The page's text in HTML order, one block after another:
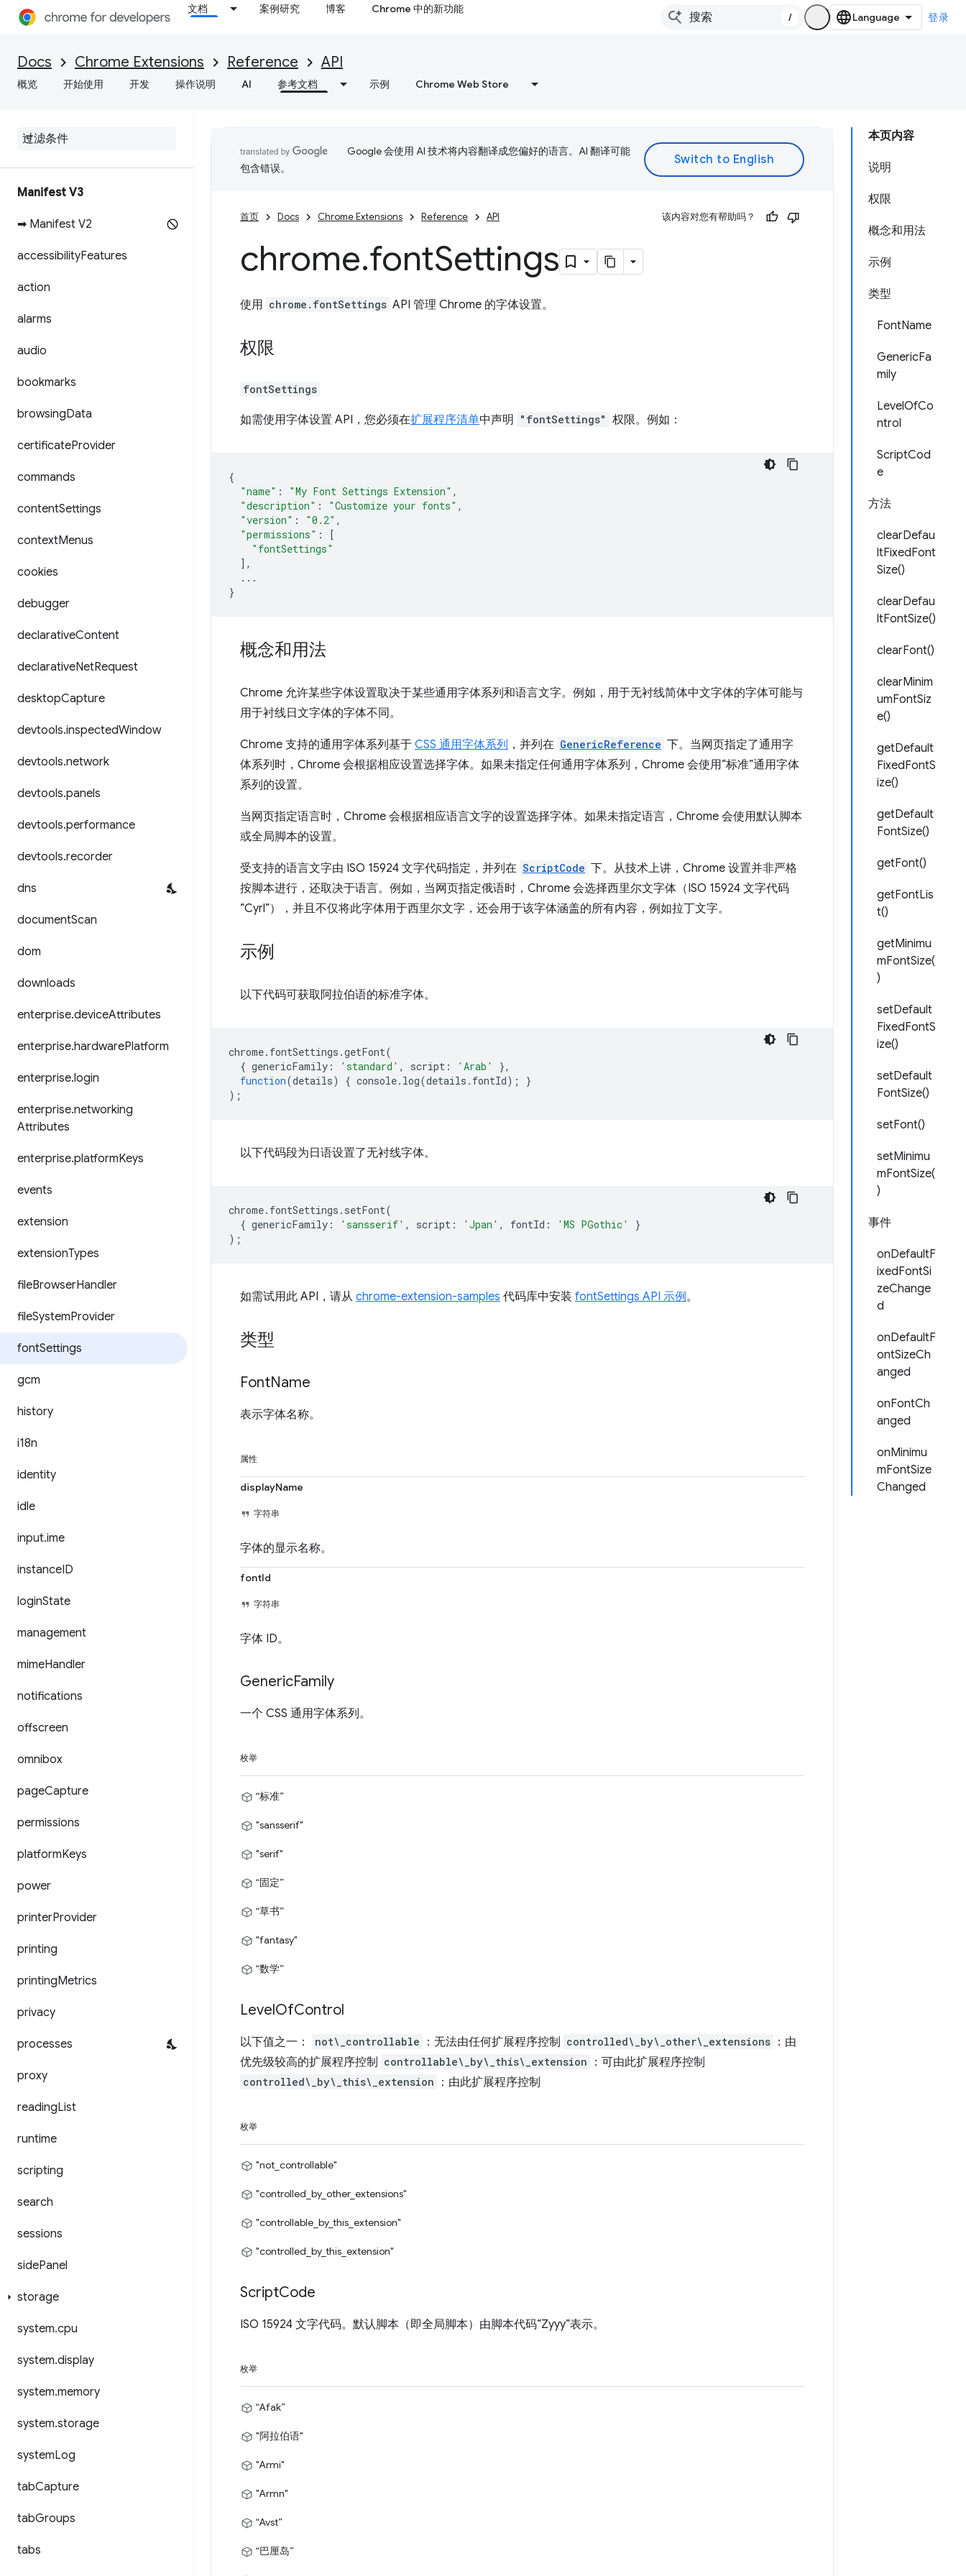
文档 案例研究 博客 Chrome 中的新功能
/ 登录
Docs Chrome Extensions Reference API
概览 开始使用 开发 操作说明 AI 参考文档 示例 Chrome Web Store
Manifest V3
➡ Manifest V2
accessibilityFeatures
action
alarms
audio
bookmarks
browsingData
certificateProvider
commands
contentSettings
contextMenus
cookies
debugger
declarativeContent
declarativeNetRequest
desktopCapture
devtools.inspectedWindow
devtools.network
devtools.panels
devtools.performance
devtools.recorder
dns
documentScan
dom
downloads
enterprise.deviceAttributes
enterprise.hardwarePlatform
enterprise.login
enterprise.networking
Attributes
enterprise.platformKeys
events
extension
extensionTypes
fileBrowserHandler
fileSystemProvider
fontSettings
gcm
history
i18n
identity
idle
input.ime
instanceID
loginState
management
mimeHandler
notifications
offscreen
omnibox
pageCapture
permissions
platformKeys
power
printerProvider
printing
printingMetrics
privacy
processes
proxy
readingList
runtime
scripting
search
sessions
sidePanel
storage
system.cpu
system.display
system.memory
system.storage
systemLog
tabCapture
tabGroups
tabs
本页内容
说明
权限
概念和用法
示例
类型
FontName
GenericFa
mily
LevelOfCo
ntrol
ScriptCod
e
方法
clearDefau
ltFixedFont
Size()
clearDefau
ltFontSize()
clearFont()
clearMinim
umFontSiz
e()
getDefault
FixedFontS
ize()
getDefault
FontSize()
getFont()
getFontLis
t()
getMinimu
mFontSize(
)
setDefault
FixedFontS
ize()
setDefault
FontSize()
setFont()
setMinimu
mFontSize(
)
事件
onDefaultF
ixedFontSi
zeChange
d
onDefaultF
ontSizeCh
anged
onFontCh
anged
onMinimu
mFontSize
Changed
Google 会使用 AI 技术将内容翻译成您偏好的语言。AI 翻译可能
包含错误。
首页 Docs Chrome Extensions Reference API 该内容对您有帮助吗？
chrome.fontSettings
使用 chrome.fontSettings API 管理 Chrome 的字体设置。
权限
fontSettings
如需使用字体设置 API，您必须在扩展程序清单中声明 "fontSettings" 权限。例如：
{
"name" : "My Font Settings Extension" ,
"description" : "Customize your fonts" ,
"version" : "0.2" ,
"permissions" :
[
"fontSettings"
],
...
}
概念和用法
Chrome 允许某些字体设置取决于某些通用字体系列和语言文字。例如，用于无衬线简体中文字体的字体可能与
用于衬线日文字体的字体不同。
Chrome 支持的通用字体系列基于 CSS 通用字体系列 ，并列在 GenericReference 下。当网页指定了通用字
体系列时，Chrome 会根据相应设置选择字体。如果未指定任何通用字体系列，Chrome 会使用“标准”通用字体
系列的设置。
当网页指定语言时，Chrome 会根据相应语言文字的设置选择字体。如果未指定语言，Chrome 会使用默认脚本
或全局脚本的设置。
受支持的语言文字由 ISO 15924 文字代码指定，并列在 ScriptCode 下。从技术上讲，Chrome 设置并非严格
按脚本进行，还取决于语言。例如，当网页指定俄语时，Chrome 会选择西里尔文字体（ISO 15924 文字代码
“Cyrl”），并且不仅将此字体用于西里尔文字，还会用于该字体涵盖的所有内容，例如拉丁文字。
示例
以下代码可获取阿拉伯语的标准字体。
chrome. fontSettings .getFont(
{ genericFamily : 'standard' , script : 'Arab'
},
function(details) { console. log(details . fontId);
}
);
以下代码段为日语设置了无衬线字体。
chrome. fontSettings . setFont(
{ genericFamily : 'sansserif' , script : 'Jpan' , fontId : 'MS PGothic'
}
);
如需试用此 API，请从 chrome-extension-samples 代码库中安装 fontSettings API 示例。
类型
FontName
表示字体名称。
属性
displayName
字符串
字体的显示名称。
fontId
字符串
字体 ID。
GenericFamily
一个 CSS 通用字体系列。
枚举
“标准”
"sansserif"
"serif"
“固定”
“草书”
"fantasy"
“数学”
LevelOfControl
以下值之一： not\_controllable ：无法由任何扩展程序控制 controlled\_by\_other\_extensions ：由
优先级较高的扩展程序控制 controllable\_by\_this\_extension ：可由此扩展程序控制
controlled\_by\_this\_extension ：由此扩展程序控制
枚举
"not_controllable"
"controlled_by_other_extensions"
"controllable_by_this_extension"
"controlled_by_this_extension"
ScriptCode
ISO 15924 文字代码。默认脚本（即全局脚本）由脚本代码“Zyyy”表示。
枚举
“Afak”
"阿拉伯语"
"Armi"
"Armn"
“Avst”
“巴厘岛”